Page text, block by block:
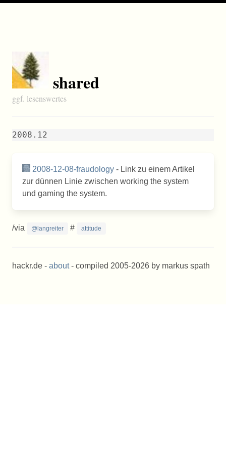
shared
ggf. lesenswertes
2008.12
2008-12-08-fraudology - Link zu einem Artikel
zur dünnen Linie zwischen working the system
und gaming the system.
/via @langreiter # attitude
hackr.de - about- compiled 2005-2026 by markus spath